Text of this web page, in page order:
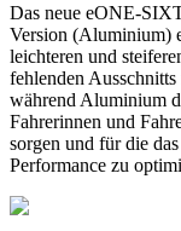
Das neue eONE-
Version (Aluminium)
leichteren und
fehlenden
während Aluminium
Fahrerinnen und
sorgen und für die
Performance zu